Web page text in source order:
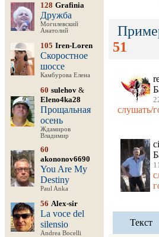
128 Grafinia
Дружба
Могилевский
Анатолий
105 Iren-Loren
Скоростное
шоссе
Камбурова Елена
60 sulehov &
Eleno4ka28
Прощальная
осень
Ждамиров
Владимир
60
akononov6690
You Are My
Destiny
Paul Anka
56 Alex-sir
La voce del
silensio
Andrea Bocelli
51
слушать/
Текст